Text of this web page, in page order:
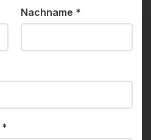
Nachname *
*